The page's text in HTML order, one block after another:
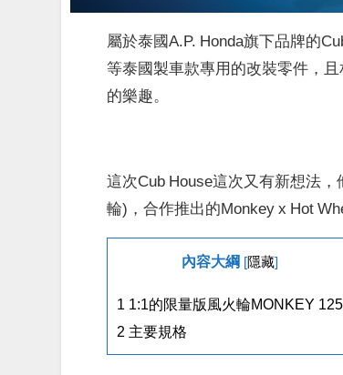
屬於泰國A.P. Honda旗下品牌的
等泰國製車款專用的改裝零件，
的樂趣。
這次Cub House這次又有新想法
輪)，合作推出的Monkey x Hot
內容大綱 隱藏
1
1:1的限量版風火輪MONKEY 125
2 主要規格